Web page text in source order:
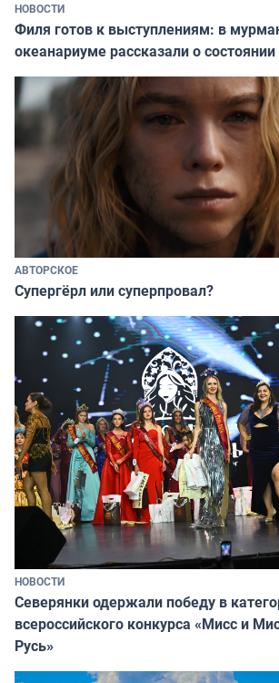
НОВОСТИ
Филя готов к выступлениям: в
океанариуме рассказали о
АВТОРСКОЕ
Супергёрл или суперпровал?
НОВОСТИ
Северянки одержали победу в
всероссийского конкурса «Мисс и
Русь»